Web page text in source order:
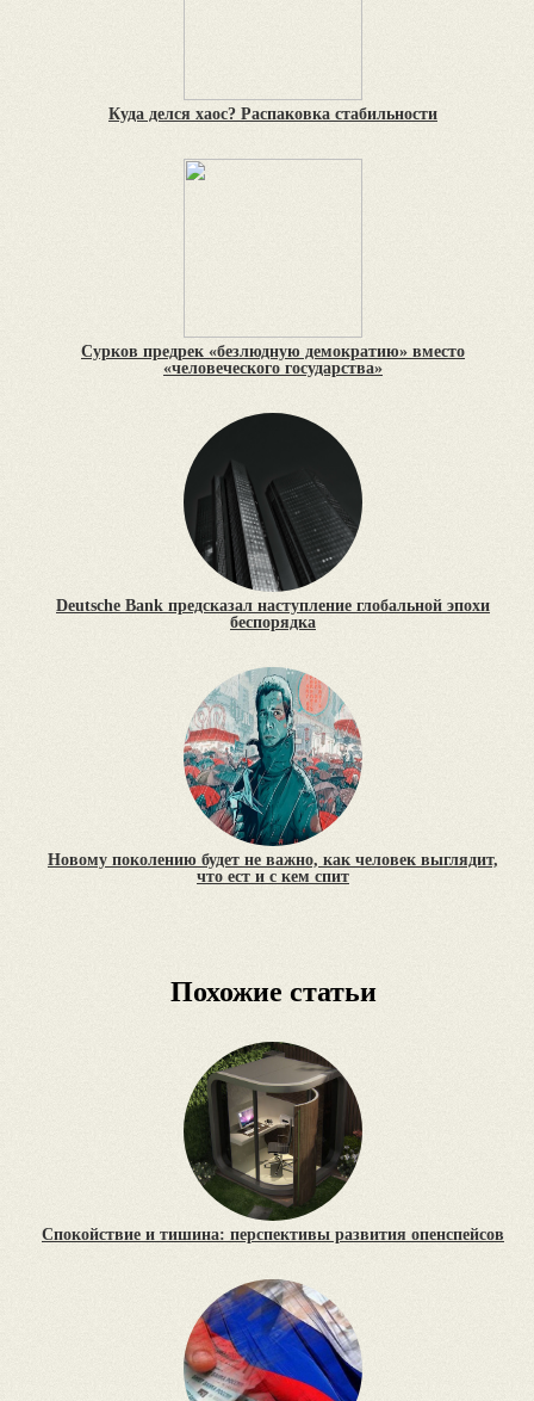
Куда делся хаос? Распаковка стабильности
Сурков предрек «безлюдную демократию» вместо
«человеческого государства»
Deutsche Bank предсказал наступление глобальной эпохи
беспорядка
Новому поколению будет не важно, как человек выглядит,
что ест и с кем спит
Похожие статьи
Спокойствие и тишина: перспективы развития опенспейсов